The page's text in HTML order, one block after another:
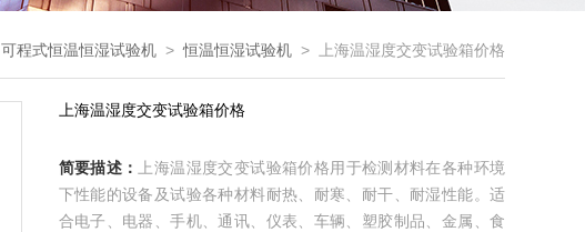
可程式恒温恒湿试验机 >恒温恒湿试验机 > 上海温湿度交变试验箱价格
上海温湿度交变试验箱价格
简要描述：
上海温湿度交变试验箱价格用于检测材料在各种环境
下性能的设备及试验各种材料耐热、耐寒、耐干、耐湿性能。适
合电子、电器、手机、通讯、仪表、车辆、塑胶制品、金属、食